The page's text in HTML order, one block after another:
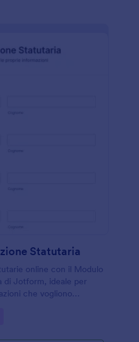
Statutaria
online con il Modulo
di Jotform, ideale per
che vogliono